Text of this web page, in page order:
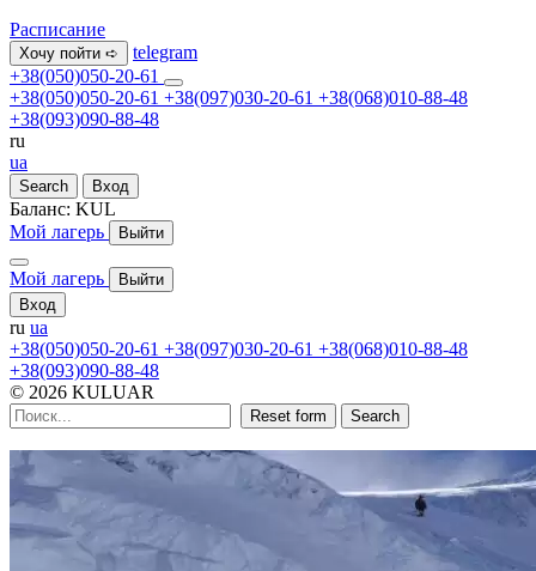
Расписание
Хочу пойти ➪
telegram
+38(050)050-20-61
+38(050)050-20-61 +38(097)030-20-61 +38(068)010-88-48
+38(093)090-88-48
ru
ua
Search Вход
Баланс: KUL
Мой лагерь
Выйти
Мой лагерь
Выйти
Вход
ru ua
+38(050)050-20-61 +38(097)030-20-61 +38(068)010-88-48
+38(093)090-88-48
© 2026 KULUAR
Reset form Search